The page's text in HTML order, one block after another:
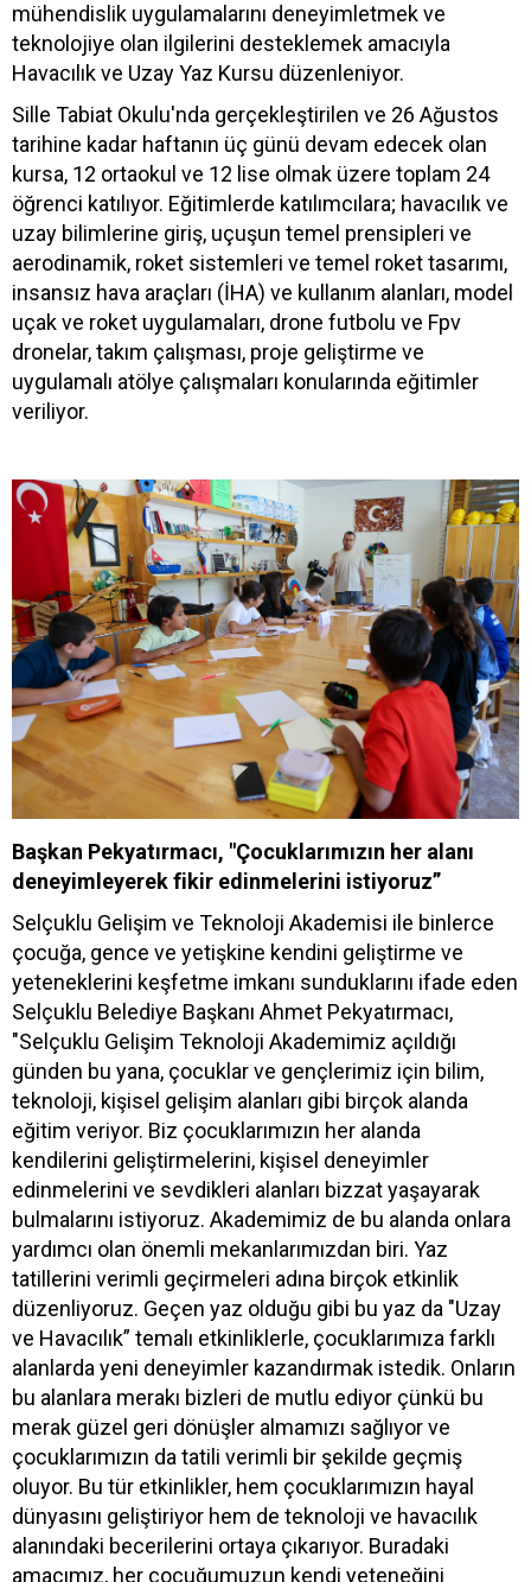
mühendislik uygulamalarını deneyimletmek ve
teknolojiye olan ilgilerini desteklemek amacıyla
Havacılık ve Uzay Yaz Kursu düzenleniyor.
Sille Tabiat Okulu'nda gerçekleştirilen ve 26 Ağustos
tarihine kadar haftanın üç günü devam edecek olan
kursa, 12 ortaokul ve 12 lise olmak üzere toplam 24
öğrenci katılıyor. Eğitimlerde katılımcılara; havacılık ve
uzay bilimlerine giriş, uçuşun temel prensipleri ve
aerodinamik, roket sistemleri ve temel roket tasarımı,
insansız hava araçları (İHA) ve kullanım alanları, model
uçak ve roket uygulamaları, drone futbolu ve Fpv
dronelar, takım çalışması, proje geliştirme ve
uygulamalı atölye çalışmaları konularında eğitimler
veriliyor.
Başkan Pekyatırmacı, "Çocuklarımızın her alanı
deneyimleyerek fikir edinmelerini istiyoruz”
Selçuklu Gelişim ve Teknoloji Akademisi ile binlerce
çocuğa, gence ve yetişkine kendini geliştirme ve
yeteneklerini keşfetme imkanı sunduklarını ifade eden
Selçuklu Belediye Başkanı Ahmet Pekyatırmacı,
"Selçuklu Gelişim Teknoloji Akademimiz açıldığı
günden bu yana, çocuklar ve gençlerimiz için bilim,
teknoloji, kişisel gelişim alanları gibi birçok alanda
eğitim veriyor. Biz çocuklarımızın her alanda
kendilerini geliştirmelerini, kişisel deneyimler
edinmelerini ve sevdikleri alanları bizzat yaşayarak
bulmalarını istiyoruz. Akademimiz de bu alanda onlara
yardımcı olan önemli mekanlarımızdan biri. Yaz
tatillerini verimli geçirmeleri adına birçok etkinlik
düzenliyoruz. Geçen yaz olduğu gibi bu yaz da "Uzay
ve Havacılık” temalı etkinliklerle, çocuklarımıza farklı
alanlarda yeni deneyimler kazandırmak istedik. Onların
bu alanlara merakı bizleri de mutlu ediyor çünkü bu
merak güzel geri dönüşler almamızı sağlıyor ve
çocuklarımızın da tatili verimli bir şekilde geçmiş
oluyor. Bu tür etkinlikler, hem çocuklarımızın hayal
dünyasını geliştiriyor hem de teknoloji ve havacılık
alanındaki becerilerini ortaya çıkarıyor. Buradaki
amacımız, her çocuğumuzun kendi yeteneğini